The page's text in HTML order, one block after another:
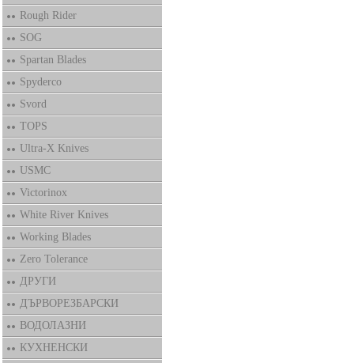
Rough Rider
SOG
Spartan Blades
Spyderco
Svord
TOPS
Ultra-X Knives
USMC
Victorinox
White River Knives
Working Blades
Zero Tolerance
ДРУГИ
ДЪРВОРЕЗБАРСКИ
ВОДОЛАЗНИ
КУХНЕНСКИ